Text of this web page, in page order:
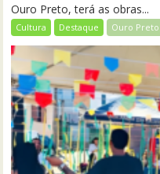
Ouro Preto, terá as obras...
Cultura Destaque Ouro Preto